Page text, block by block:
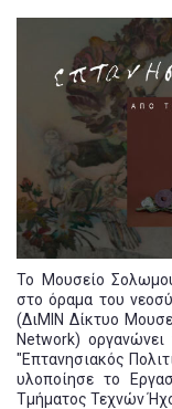
Το Μουσείο
στο όραμα του
(ΔιΜΙΝ Δίκτυο
Network)
"Επτανησιακός
υλοποίησε το
Τμήματος Τεχνών